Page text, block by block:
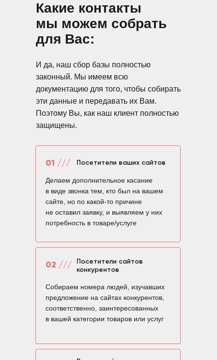
Какие контакты
мы можем собрать
для Вас:
И да, наш сбор базы полностью
законный. Мы имеем всю
документацию для того, чтобы собирать
эти данные и передавать их Вам.
Поэтому Вы, как наш клиент полностью
защищены.
Делаем дополнительное касание
в виде звонка тем, кто был на вашем
сайте, но по какой-то причине
не оставил заявку, и выявляем у них
потребность в товаре/услуге
Собираем номера людей, изучавших
предложение на сайтах конкурентов,
соответственно, заинтересованных
в вашей категории товаров или услуг
01 ///
02 ///
Посетители ваших сайтов
Посетители сайтов
конкурентов